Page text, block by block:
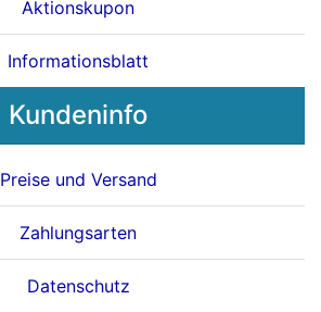
Aktionskupon
Informationsblatt
Kundeninfo
Preise und Versand
Zahlungsarten
Datenschutz